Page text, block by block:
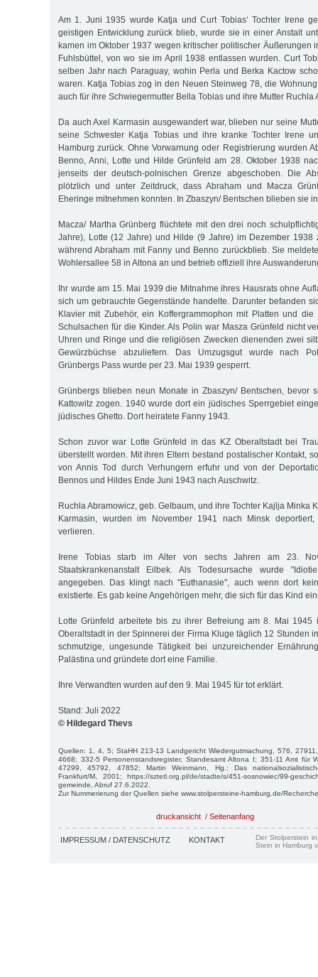
Am 1. Juni 1935 wurde Katja und Curt Tobias‘ Tochter Irene
geistigen Entwicklung zurück blieb, wurde sie in einer Anstalt
kamen im Oktober 1937 wegen kritischer politischer Äußerungen
Fuhlsbüttel, von wo sie im April 1938 entlassen wurden. Curt
selben Jahr nach Paraguay, wohin Perla und Berka Kactow
waren. Katja Tobias zog in den Neuen Steinweg 78, die
auch für ihre Schwiegermutter Bella Tobias und ihre Mutter Ruchla
Da auch Axel Karmasin ausgewandert war, blieben nur seine
seine Schwester Katja Tobias und ihre kranke Tochter Irene
Hamburg zurück. Ohne Vorwarnung oder Registrierung wurden
Benno, Anni, Lotte und Hilde Grünfeld am 28. Oktober 1938
jenseits der deutsch-polnischen Grenze abgeschoben. Die
plötzlich und unter Zeitdruck, dass Abraham und Macza
Eheringe mitnehmen konnten. In Zbaszyn/ Bentschen blieben sie
Macza/ Martha Grünberg flüchtete mit den drei noch
Jahre), Lotte (12 Jahre) und Hilde (9 Jahre) im Dezember 1938
während Abraham mit Fanny und Benno zurückblieb. Sie
Wohlersallee 58 in Altona an und betrieb offiziell ihre
Ihr wurde am 15. Mai 1939 die Mitnahme ihres Hausrats ohne
sich um gebrauchte Gegenstände handelte. Darunter befanden
Klavier mit Zubehör, ein Koffergrammophon mit Platten und
Schulsachen für die Kinder. Als Polin war Masza Grünfeld nicht
Uhren und Ringe und die religiösen Zwecken dienenden zwei
Gewürzbüchse abzuliefern. Das Umzugsgut wurde nach
Grünbergs Pass wurde per 23. Mai 1939 gesperrt.
Grünbergs blieben neun Monate in Zbaszyn/ Bentschen, bevor
Kattowitz zogen. 1940 wurde dort ein jüdisches Sperrgebiet
jüdisches Ghetto. Dort heiratete Fanny 1943.
Schon zuvor war Lotte Grünfeld in das KZ Oberaltstadt bei
überstellt worden. Mit ihren Eltern bestand postalischer Kontakt,
von Annis Tod durch Verhungern erfuhr und von der
Bennos und Hildes Ende Juni 1943 nach Auschwitz.
Ruchla Abramowicz, geb. Gelbaum, und ihre Tochter Kajlja Minka
Karmasin, wurden im November 1941 nach Minsk
verlieren.
Irene Tobias starb im Alter von sechs Jahren am 23.
Staatskrankenanstalt Eilbek. Als Todesursache wurde
angegeben. Das klingt nach "Euthanasie", auch wenn dort
existierte. Es gab keine Angehörigen mehr, die sich für das Kind
Lotte Grünfeld arbeitete bis zu ihrer Befreiung am 8. Mai 1945
Oberaltstadt in der Spinnerei der Firma Kluge täglich 12 Stunden
schmutzige, ungesunde Tätigkeit bei unzureichender
Palästina und gründete dort eine Familie.
Ihre Verwandten wurden auf den 9. Mai 1945 für tot erklärt.
Stand: Juli 2022
© Hildegard Thevs
Quellen: 1, 4, 5; StaHH 213-13 Landgericht Wiedergutmachung, 576,
4668; 332-5 Personenstandsregister, Standesamt Altona I; 351-11 Amt für
47299, 45792, 47852; Martin Weinmann, Hg.: Das
Frankfurt/M, 2001; https://sztetl.org.pl/de/stadte/s/451-sosnowiec/99-
gemeinde, Abruf 27.6.2022.
Zur Nummerierung der Quellen siehe www.stolpersteine-hamburg.de/
druckansicht / Seitenanfang
IMPRESSUM / DATENSCHUTZ KONTAKT
Der Stolperstein
Stein in Hamburg